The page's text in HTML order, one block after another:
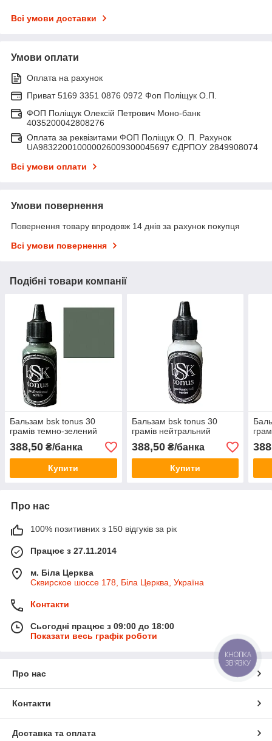
Всі умови доставки
Умови оплати
Оплата на рахунок
Приват 5169 3351 0876 0972 Фоп Поліщук О.П.
ФОП Поліщук Олексій Петрович Моно-банк
4035200042808276
Оплата за реквізитами ФОП Поліщук О. П. Рахунок
UA983220010000026009300045697 ЄДРПОУ 2849908074
Всі умови оплати
Умови повернення
Повернення товару впродовж 14 днів за рахунок покупця
Всі умови повернення
Подібні товари компанії
Бальзам bsk tonus 30
грамів темно-зелений
388,50 ₴/банка
Купити
Бальзам bsk tonus 30
грамів нейтральний
388,50₴/банка
Купити
Про нас
100% позитивних з 150 відгуків за рік
Працює з 27.11.2014
м. Біла Церква
Сквирское шоссе 178, Біла Церква, Україна
Контакти
Сьогодні працює з 09:00 до 18:00
Показати весь графік роботи
Про нас
Контакти
Доставка та оплата
КНОПКА
ЗВ'ЯЗКУ